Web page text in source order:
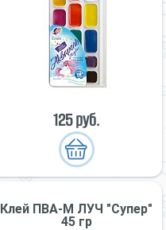
125 руб.
Клей ПВА-М ЛУЧ "Супер"
45 гр